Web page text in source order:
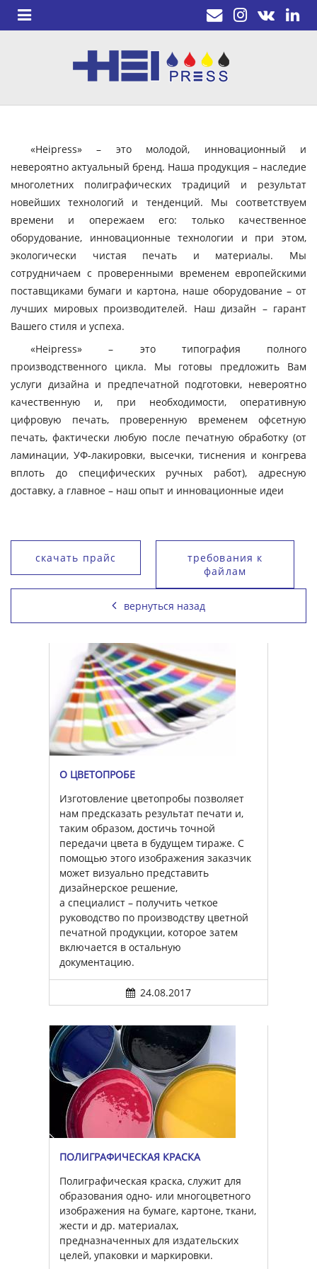
«Heipress» – это молодой, инновационный и
невероятно актуальный бренд. Наша продукция – наследие
многолетних полиграфических традиций и результат
новейших технологий и тенденций. Мы соответствуем
времени и опережаем его: только качественное
оборудование, инновационные технологии и при этом,
экологически чистая печать и материалы. Мы
сотрудничаем с проверенными временем европейскими
поставщиками бумаги и картона, наше оборудование – от
лучших мировых производителей. Наш дизайн – гарант
Вашего стиля и успеха.
«Heipress» – это типография полного
производственного цикла. Мы готовы предложить Вам
услуги дизайна и предпечатной подготовки, невероятно
качественную и, при необходимости, оперативную
цифровую печать, проверенную временем офсетную
печать, фактически любую после печатную обработку (от
ламинации, УФ-лакировки, высечки, тиснения и конгрева
вплоть до специфических ручных работ), адресную
доставку, а главное – наш опыт и инновационные идеи
скачать прайс
требования к
файлам
вернуться назад
О ЦВЕТОПРОБЕ
Изготовление цветопробы позволяет
нам предсказать результат печати и,
таким образом, достичь точной
передачи цвета в будущем тираже. С
помощью этого изображения заказчик
может визуально представить
дизайнерское решение,
а специалист – получить четкое
руководство по производству цветной
печатной продукции, которое затем
включается в остальную
документацию.
24.08.2017
ПОЛИГРАФИЧЕСКАЯ КРАСКА
Полиграфическая краска, служит для
образования одно- или многоцветного
изображения на бумаге, картоне, ткани,
жести и др. материалах,
предназначенных для издательских
целей, упаковки и маркировки.